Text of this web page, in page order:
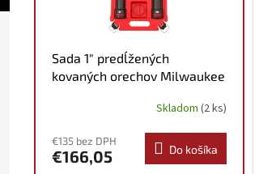
Sada 1" predĺžených
kovaných orechov Milwaukee
Skladom (2 ks)
€135 bez DPH
€166,05 Do košíka